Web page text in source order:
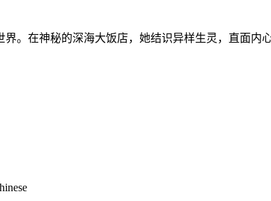
。在神秘的深海大饭店，她结识异样生灵，直面